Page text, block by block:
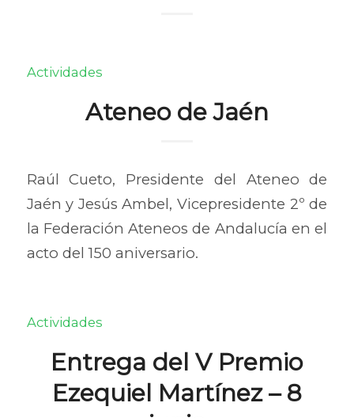
Actividades
Ateneo de Jaén
Raúl Cueto, Presidente del Ateneo de
Jaén y Jesús Ambel, Vicepresidente 2º de
la Federación Ateneos de Andalucía en el
acto del 150 aniversario.
Actividades
Entrega del V Premio
Ezequiel Martínez – 8